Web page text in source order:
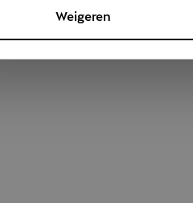
Weigeren